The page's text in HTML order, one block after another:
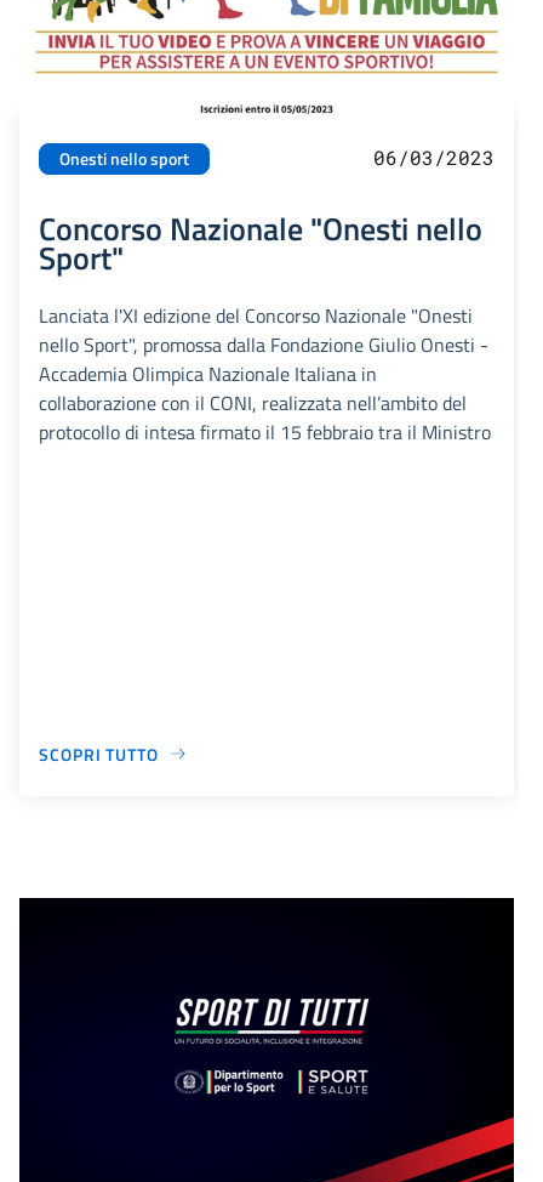
Onesti nello sport 06/03/2023
Concorso Nazionale "Onesti nello
Sport"
Lanciata l'XI edizione del Concorso Nazionale "Onesti
nello Sport", promossa dalla Fondazione Giulio Onesti -
Accademia Olimpica Nazionale Italiana in
collaborazione con il CONI, realizzata nell’ambito del
protocollo di intesa firmato il 15 febbraio tra il Ministro
SCOPRI TUTTO